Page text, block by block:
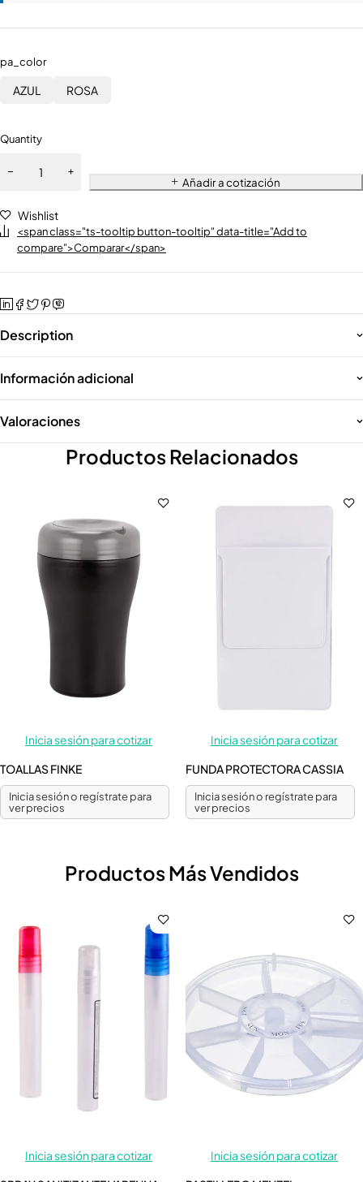
pa_color
AZUL ROSA
Quantity
Añadir a cotización
Wishlist
<span class="ts-tooltip button-tooltip" data-title="Add to
compare">Comparar</span>
Description
Información adicional
Valoraciones
Productos Relacionados
Inicia sesión para cotizar
TOALLAS FINKE
Inicia sesión o regístrate para
ver precios
Inicia sesión para cotizar
FUNDA PROTECTORA CASSIA
Inicia sesión o regístrate para
ver precios
Productos Más Vendidos
Inicia sesión para cotizar
Inicia sesión para cotizar